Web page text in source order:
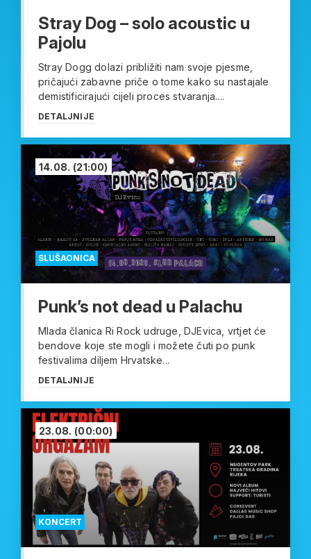
Stray Dog – solo acoustic u
Pajolu
Stray Dogg dolazi približiti nam svoje pjesme,
pričajući zabavne priče o tome kako su nastajale
demistificirajući cijeli proces stvaranja....
DETALJNIJE
SLUŠAONICA
14.08. (21:00)
Punk’s not dead u Palachu
Mlada članica Ri Rock udruge, DJEvica, vrtjet će
bendove koje ste mogli i možete čuti po punk
festivalima diljem Hrvatske...
DETALJNIJE
KONCERT
23.08. (00:00)